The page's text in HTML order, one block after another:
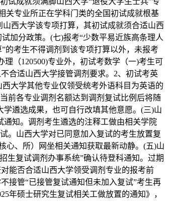
关专业所正在学科门类的全国初试成就根基
西大学该专项打算，其初试成就须合适山西
加分政策。(七)报考“少数平易近族高条理人
的考生不得调剂到该专项打算以外，未报考
（120500)专业外，初试考数学（一)考生可
合适山西大学接管调剂要求。2、初试考英
大学其他专业仅领受统考外语科目为英语的
前各专业调剂名额达到调剂复试比例后将随
遴选成果，也可自行改填其他意愿。(三)山
知。调剂考生遴选的注释工做由相关学院
。山西大学对已同意加入复试的考生放置复
心、所）网坐相关通知获取最新动静。(五)山
生复试调剂办事系统”确认待登科通知。过期
能否合适山西大学领受调剂专业的报考前
接管“已接管复试通知但未加入复试”考生再
年硕士研究生复试相关工做放置的通知》，